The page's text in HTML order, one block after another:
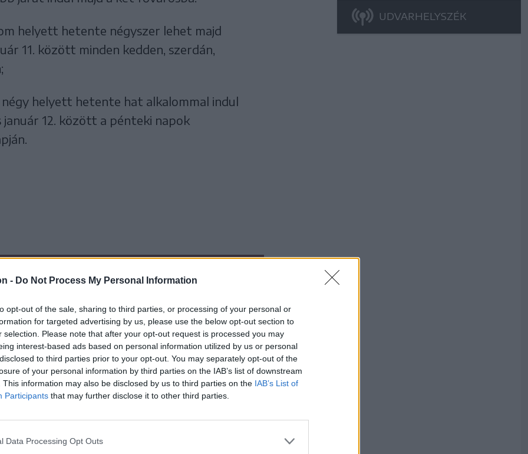
- Do Not Process My Personal Information
opt-out of the sale, sharing to third parties, or processing of your personal or
for targeted advertising by us, please use the below opt-out section to
selection. Please note that after your opt-out request is processed you may
interest-based ads based on personal information utilized by us or personal
to third parties prior to your opt-out. You may separately opt-out of the
of your personal information by third parties on the IAB’s list of downstream
This information may also be disclosed by us to third parties on the IAB’s List of
Participants that may further disclose it to other third parties.
Data Processing Opt Outs
helyett hetente négyszer lehet majd
11. között minden kedden, szerdán,
helyett hetente hat alkalommal indul
január 12. között a pénteki napok
UDVARHELYSZÉK